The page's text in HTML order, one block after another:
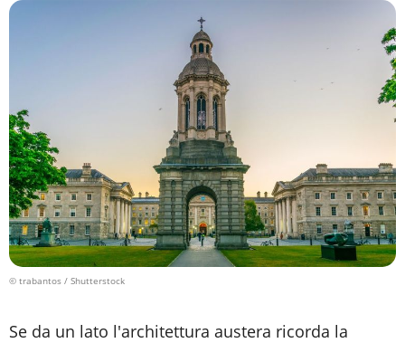
© trabantos / Shutterstock
Se da un lato l'architettura austera ricorda la